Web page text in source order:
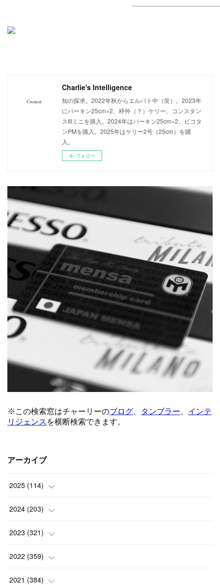
Charlie's Intelligence
知の探求。2022年秋からエルパト中（笑）。2023年
にバーキン25cm×2、枠外（？）ケリー、コンスタン
スIIIミニを購入。2024年はバーキン25cm×2、ピコタ
ンPMを購入。2025年はケリー2号（25cm）を購
入。
フォロー
アーカイブ
2025 (114)
(1)
(8)
(6)
(9 )
2024 (203)
(24)
(10)
(18)
2023 (321)
(25)
(17)
2022 (359)
(42)
2021 (384)